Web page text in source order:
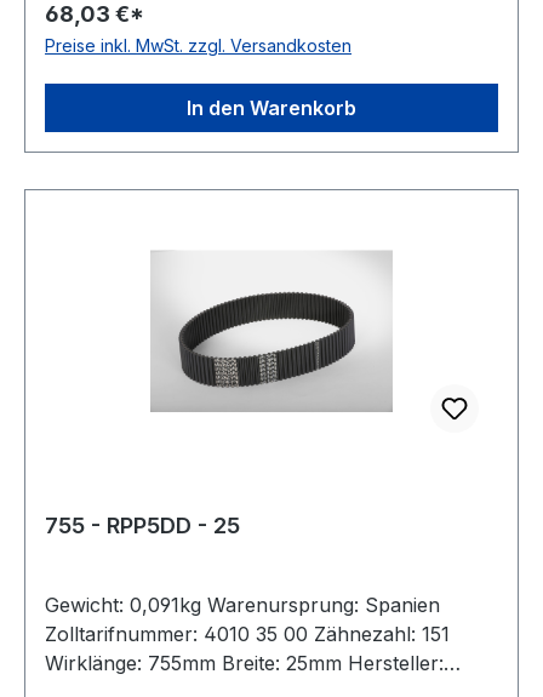
68,03 €*
Preise inkl. MwSt. zzgl. Versandkosten
In den Warenkorb
755 - RPP5DD - 25
Gewicht: 0,091kg Warenursprung: Spanien
Zolltarifnummer: 4010 35 00 Zähnezahl: 151
Wirklänge: 755mm Breite: 25mm Hersteller: